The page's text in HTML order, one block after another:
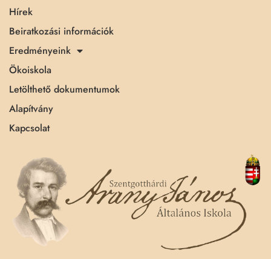
Hírek
Beiratkozási információk
Eredményeink
Ökoiskola
Letölthető dokumentumok
Alapítvány
Kapcsolat